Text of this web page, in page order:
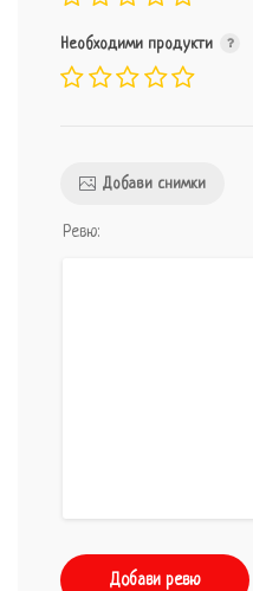
Необходими продукти
Добави снимки
Ревю:
Добави ревю